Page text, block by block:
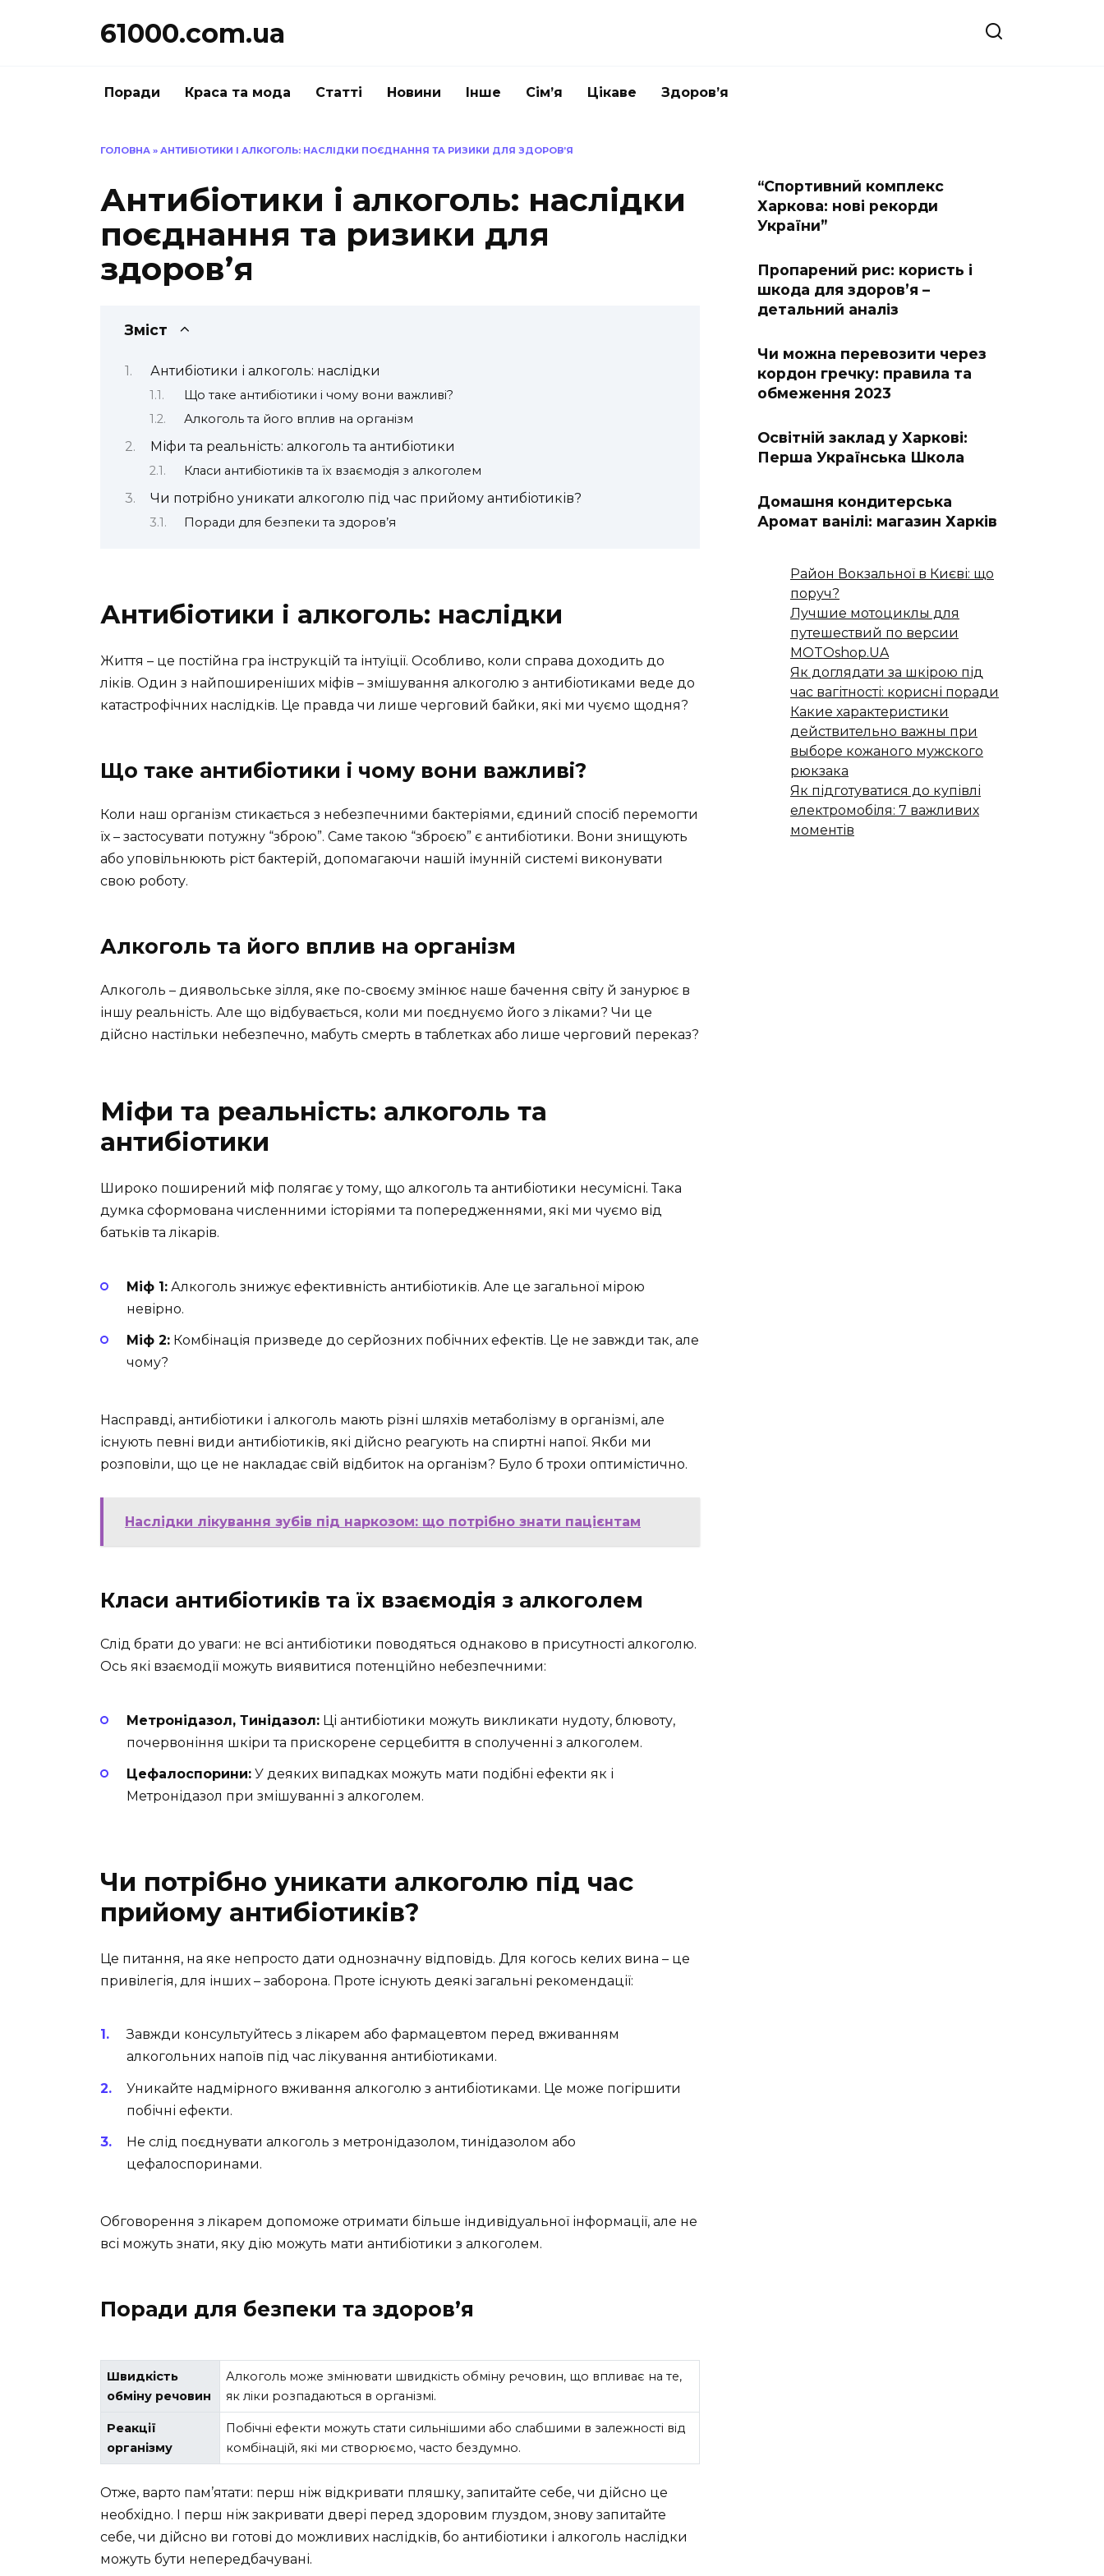
61000.com.ua
Поради Краса та мода Статті Новини Інше Сім’я Цікаве Здоров’я
ГОЛОВНА » АНТИБІОТИКИ І АЛКОГОЛЬ: НАСЛІДКИ ПОЄДНАННЯ ТА РИЗИКИ ДЛЯ ЗДОРОВ’Я
Антибіотики і алкоголь: наслідки
поєднання та ризики для
здоров’я
Зміст
Антибіотики і алкоголь: наслідки
Що таке антибіотики і чому вони важливі?
Алкоголь та його вплив на організм
Міфи та реальність: алкоголь та антибіотики
Класи антибіотиків та їх взаємодія з алкоголем
Чи потрібно уникати алкоголю під час прийому антибіотиків?
Поради для безпеки та здоров’я
Антибіотики і алкоголь: наслідки
Життя – це постійна гра інструкцій та інтуїції. Особливо, коли справа доходить до
ліків. Один з найпоширеніших міфів – змішування алкоголю з антибіотиками веде до
катастрофічних наслідків. Це правда чи лише черговий байки, які ми чуємо щодня?
Що таке антибіотики і чому вони важливі?
Коли наш організм стикається з небезпечними бактеріями, єдиний спосіб перемогти
їх – застосувати потужну “зброю”. Саме такою “зброєю” є антибіотики. Вони знищують
або уповільнюють ріст бактерій, допомагаючи нашій імунній системі виконувати
свою роботу.
Алкоголь та його вплив на організм
Алкоголь – диявольське зілля, яке по-своєму змінює наше бачення світу й занурює в
іншу реальність. Але що відбувається, коли ми поєднуємо його з ліками? Чи це
дійсно настільки небезпечно, мабуть смерть в таблетках або лише черговий переказ?
Міфи та реальність: алкоголь та
антибіотики
Широко поширений міф полягає у тому, що алкоголь та антибіотики несумісні. Така
думка сформована численними історіями та попередженнями, які ми чуємо від
батьків та лікарів.
Міф 1: Алкоголь знижує ефективність антибіотиків. Але це загальної мірою
невірно.
Міф 2: Комбінація призведе до серйозних побічних ефектів. Це не завжди так, але
чому?
Насправді, антибіотики і алкоголь мають різні шляхів метаболізму в організмі, але
існують певні види антибіотиків, які дійсно реагують на спиртні напої. Якби ми
розповіли, що це не накладає свій відбиток на організм? Було б трохи оптимістично.
Наслідки лікування зубів під наркозом: що потрібно знати пацієнтам
Класи антибіотиків та їх взаємодія з алкоголем
Слід брати до уваги: не всі антибіотики поводяться однаково в присутності алкоголю.
Ось які взаємодії можуть виявитися потенційно небезпечними:
Метронідазол, Тинідазол: Ці антибіотики можуть викликати нудоту, блювоту,
почервоніння шкіри та прискорене серцебиття в сполученні з алкоголем.
Цефалоспорини: У деяких випадках можуть мати подібні ефекти як і
Метронідазол при змішуванні з алкоголем.
Чи потрібно уникати алкоголю під час
прийому антибіотиків?
Це питання, на яке непросто дати однозначну відповідь. Для когось келих вина – це
привілегія, для інших – заборона. Проте існують деякі загальні рекомендації:
Завжди консультуйтесь з лікарем або фармацевтом перед вживанням
алкогольних напоїв під час лікування антибіотиками.
Уникайте надмірного вживання алкоголю з антибіотиками. Це може погіршити
побічні ефекти.
Не слід поєднувати алкоголь з метронідазолом, тинідазолом або
цефалоспоринами.
Обговорення з лікарем допоможе отримати більше індивідуальної інформації, але не
всі можуть знати, яку дію можуть мати антибіотики з алкоголем.
Поради для безпеки та здоров’я
Швидкість
обміну речовин
Алкоголь може змінювати швидкість обміну речовин, що впливає на те,
як ліки розпадаються в організмі.
Реакції
організму
Побічні ефекти можуть стати сильнішими або слабшими в залежності від
комбінацій, які ми створюємо, часто бездумно.
Отже, варто пам’ятати: перш ніж відкривати пляшку, запитайте себе, чи дійсно це
необхідно. І перш ніж закривати двері перед здоровим глуздом, знову запитайте
себе, чи дійсно ви готові до можливих наслідків, бо антибіотики і алкоголь наслідки
можуть бути непередбачувані.
“Спортивний комплекс
Харкова: нові рекорди
України”
Пропарений рис: користь і
шкода для здоров’я –
детальний аналіз
Чи можна перевозити через
кордон гречку: правила та
обмеження 2023
Освітній заклад у Харкові:
Перша Українська Школа
Домашня кондитерська
Аромат ванілі: магазин Харків
Район Вокзальної в Києві: що
поруч?
Лучшие мотоциклы для
путешествий по версии
MOTOshop.UA
Як доглядати за шкірою під
час вагітності: корисні поради
Какие характеристики
действительно важны при
выборе кожаного мужского
рюкзака
Як підготуватися до купівлі
електромобіля: 7 важливих
моментів